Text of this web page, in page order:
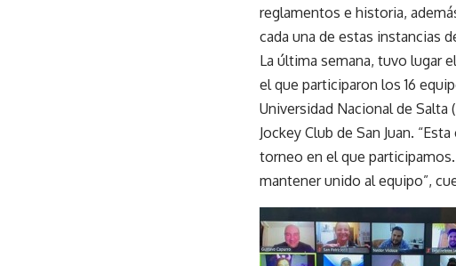
reglamentos e historia,
cada una de estas instancias
La última semana, tuvo lugar
el que participaron los 16
Universidad Nacional de
Jockey Club de San Juan.
torneo en el que
mantener unido al equipo”,